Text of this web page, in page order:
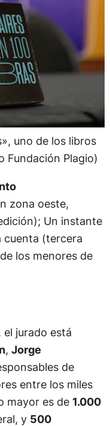
uno de los libros
Fundación Plagio)
zona oeste,
Un instante
cuenta (tercera
los menores de
jurado está
, Jorge
de
entre los miles
mayor es de 1.000
y 500